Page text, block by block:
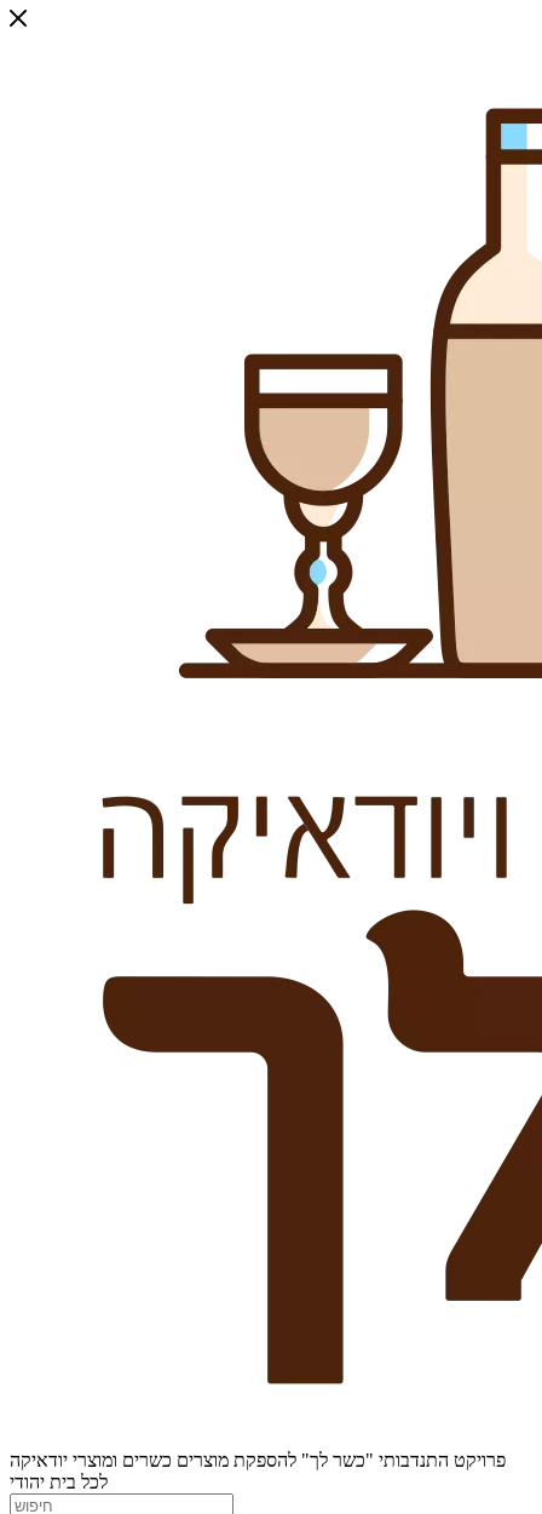
פרויקט התנדבותי "כשר לך" להספקת מוצרים כשרים ומוצרי יודאיקה
לכל בית יהודי